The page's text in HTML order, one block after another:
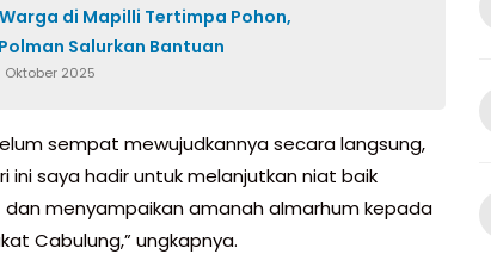
di Mapilli Tertimpa Pohon,
Salurkan Bantuan
Oktober 2025
sempat mewujudkannya secara langsung,
ini saya hadir untuk melanjutkan niat baik
menyampaikan amanah almarhum kepada
Cabulung,” ungkapnya.